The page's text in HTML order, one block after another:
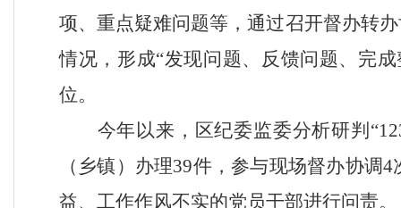
项、重点疑难问题等，通过召开督办转
情况，形成“发现问题、反馈问题、完
位。
今年以来，区纪委监委分析研判
（乡镇）办理39件，参与现场督办协调4
益、工作作风不实的党员干部进行问责。